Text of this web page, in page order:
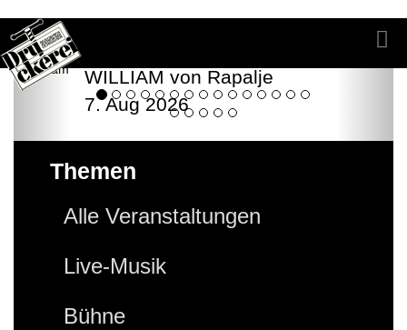
WILLIAM von Rapalje
7. Aug 2026
Themen
Alle Veranstaltungen
Live-Musik
Bühne